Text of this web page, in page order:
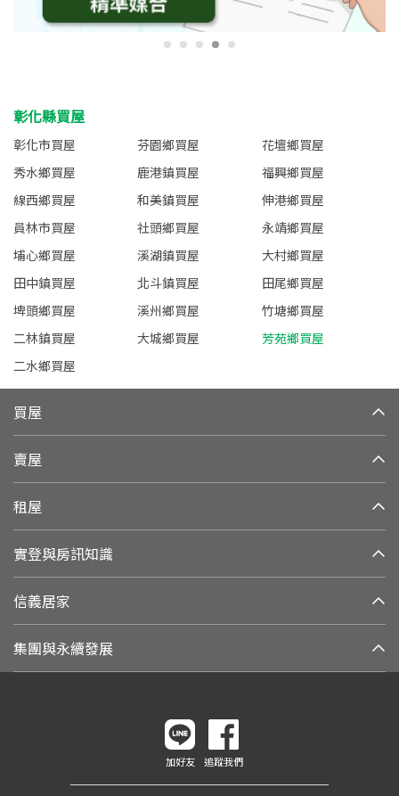
彰化縣買屋
彰化市買屋 芬園鄉買屋
花壇鄉買屋
秀水鄉買屋
鹿港鎮買屋
福興鄉買屋
線西鄉買屋
和美鎮買屋
伸港鄉買屋
員林市買屋
社頭鄉買屋
永靖鄉買屋
埔心鄉買屋
溪湖鎮買屋
大村鄉買屋
田中鎮買屋
北斗鎮買屋
田尾鄉買屋
埤頭鄉買屋
溪州鄉買屋
竹塘鄉買屋
二林鎮買屋
大城鄉買屋
芳苑鄉買屋
二水鄉買屋
買屋
賣屋
租屋
實登與房訊知識
信義居家
集團與永續發展
加好友 追蹤我們